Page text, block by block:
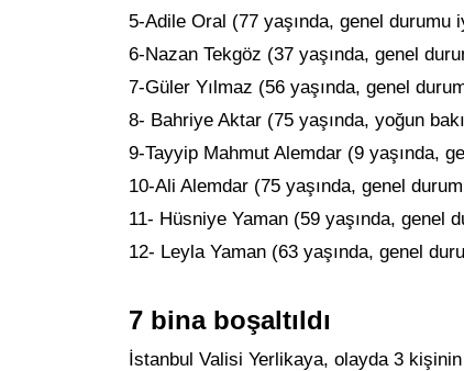
5-Adile Oral (77 yaşında, genel durumu
6-Nazan Tekgöz (37 yaşında, genel
7-Güler Yılmaz (56 yaşında, genel
8- Bahriye Aktar (75 yaşında, yoğun
9-Tayyip Mahmut Alemdar (9 yaşında,
10-Ali Alemdar (75 yaşında, genel
11- Hüsniye Yaman (59 yaşında, genel
12- Leyla Yaman (63 yaşında, genel
7 bina boşaltıldı
İstanbul Valisi Yerlikaya, olayda 3